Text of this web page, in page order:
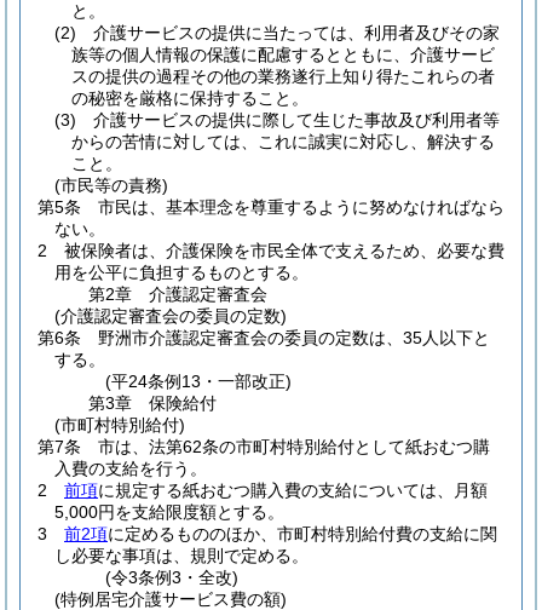
と。
(2)
介護サービスの提供に当たっては、利用者及びその家
族等の個人情報の保護に配慮するとともに、介護サービ
スの提供の過程その他の業務遂行上知り得たこれらの者
の秘密を厳格に保持すること。
(3)
介護サービスの提供に際して生じた事故及び利用者等
からの苦情に対しては、これに誠実に対応し、解決する
こと。
(市民等の責務)
第5条
市民は、基本理念を尊重するように努めなければなら
ない。
2
被保険者は、介護保険を市民全体で支えるため、必要な費
用を公平に負担するものとする。
第2章
介護認定審査会
(介護認定審査会の委員の定数)
第6条
野洲市介護認定審査会の委員の定数は、35人以下と
する。
(平24条例13・一部改正)
第3章
保険給付
(市町村特別給付)
第7条
市は、法第62条の市町村特別給付として紙おむつ購
入費の支給を行う。
2
前項に規定する紙おむつ購入費の支給については、月額
5,000円を支給限度額とする。
3
前2項に定めるもののほか、市町村特別給付費の支給に関
し必要な事項は、規則で定める。
(令3条例3・全改)
(特例居宅介護サービス費の額)